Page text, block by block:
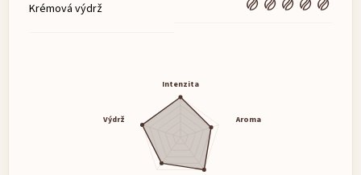
Krémová výdrž
Intenzita
Aroma
Výdrž